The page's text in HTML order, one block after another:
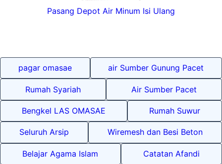
Pasang Depot Air Minum Isi Ulang
air Sumber Gunung Pacet
Seluruh Arsip Wiremesh dan Besi Beton
Catatan Afandi